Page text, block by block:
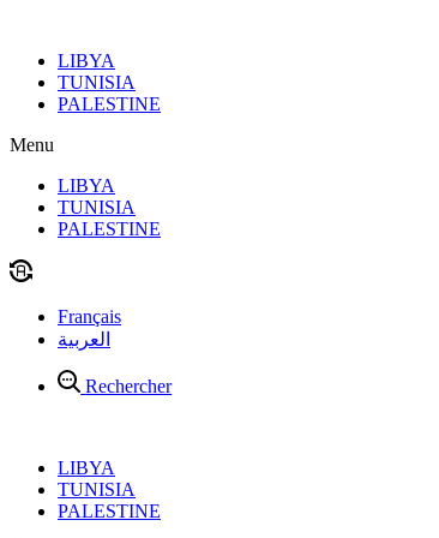
contenuLIBYA
TUNISIA
PALESTINE
Menu
LIBYA
TUNISIA
PALESTINE
Français
العربية
Rechercher
LIBYA
TUNISIA
PALESTINE